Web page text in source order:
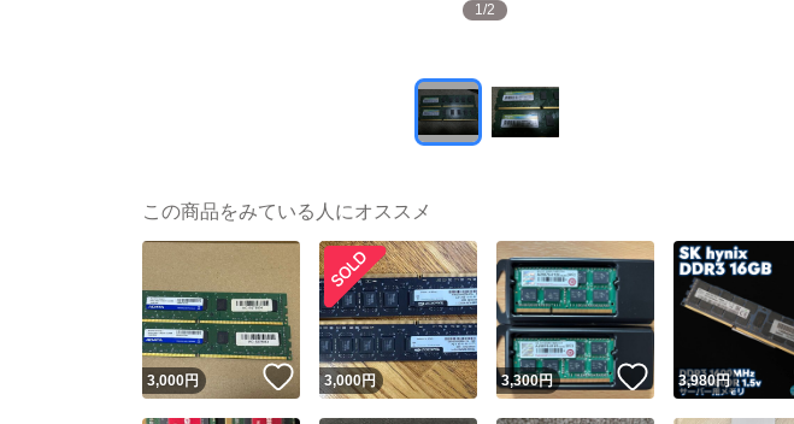
1/2
この商品をみている人にオススメ
3,000円 いいね！
3,000円 3,300円 いいね！
3,980円